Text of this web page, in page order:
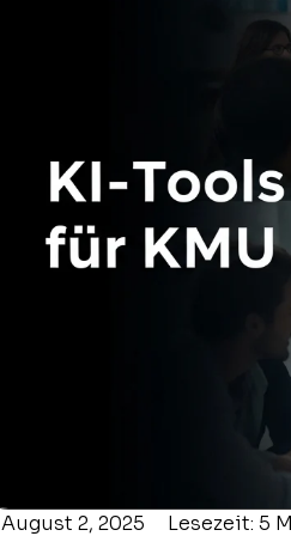
August 2, 2025 Lesezeit: 5